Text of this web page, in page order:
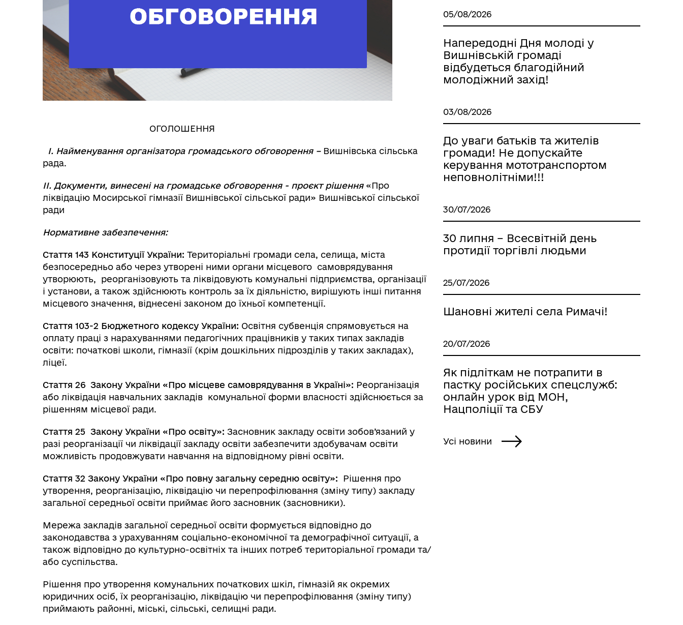
Служба у справах дітей
ОГОЛОШЕННЯ
I. Найменування організатора громадського обговорення – Вишнівська сільська
рада.
ІІ. Документи, винесені на громадське обговорення - проєкт рішення «Про
ліквідацію Мосирської гімназії Вишнівської сільської ради» Вишнівської сільської
ради
Нормативне забезпечення:
Стаття 143 Конституції України: Територіальні громади села, селища, міста
безпосередньо або через утворені ними органи місцевого самоврядування
утворюють, реорганізовують та ліквідовують комунальні підприємства, організації
і установи, а також здійснюють контроль за їх діяльністю, вирішують інші питання
місцевого значення, віднесені законом до їхньої компетенції.
Стаття 103-2 Бюджетного кодексу України: Освітня субвенція спрямовується на
оплату праці з нарахуваннями педагогічних працівників у таких типах закладів
освіти: початкові школи, гімназії (крім дошкільних підрозділів у таких закладах),
ліцеї.
Стаття 26 Закону України «Про місцеве самоврядування в Україні»: Реорганізація
або ліквідація навчальних закладів комунальної форми власності здійснюється за
рішенням місцевої ради.
Стаття 25 Закону України «Про освіту»: Засновник закладу освіти зобов’язаний у
разі реорганізації чи ліквідації закладу освіти забезпечити здобувачам освіти
можливість продовжувати навчання на відповідному рівні освіти.
Стаття 32 Закону України «Про повну загальну середню освіту»: Рішення про
утворення, реорганізацію, ліквідацію чи перепрофілювання (зміну типу) закладу
загальної середньої освіти приймає його засновник (засновники).
Мережа закладів загальної середньої освіти формується відповідно до
законодавства з урахуванням соціально-економічної та демографічної ситуації, а
також відповідно до культурно-освітніх та інших потреб територіальної громади та/
або суспільства.
Рішення про утворення комунальних початкових шкіл, гімназій як окремих
юридичних осіб, їх реорганізацію, ліквідацію чи перепрофілювання (зміну типу)
приймають районні, міські, сільські, селищні ради.
05/08/2026
Напередодні Дня молоді у
Вишнівській громаді
відбудеться благодійний
молодіжний захід!
03/08/2026
До уваги батьків та жителів
громади! Не допускайте
керування мототранспортом
неповнолітніми!!!
30/07/2026
30 липня – Всесвітній день
протидії торгівлі людьми
25/07/2026
Шановні жителі села Римачі!
20/07/2026
Як підліткам не потрапити в
пастку російських спецслужб:
онлайн урок від МОН,
Нацполіції та СБУ
Усі новини